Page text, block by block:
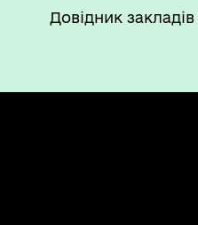
Довідник закладів